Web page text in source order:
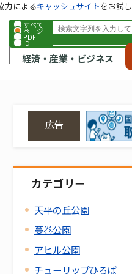
すべて
ページ
PDF
ID
経済・産業・ビジネス
力によるキャッシュサイトをお試
広告
カテゴリー
天平の丘公園
蔓巻公園
アヒル公園
チューリップひろば